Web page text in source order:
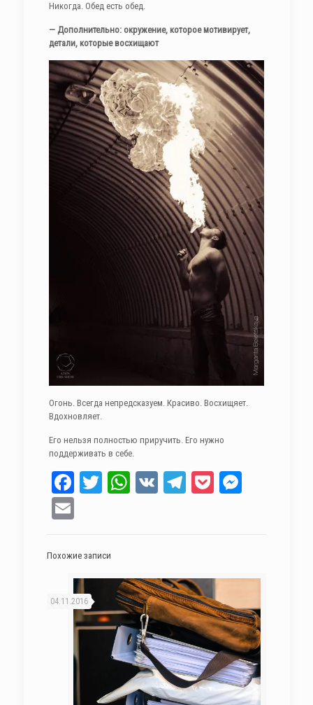
Никогда. Обед есть обед.
—Дополнительно: окружение, которое мотивирует,
детали, которые восхищают
Огонь. Всегда непредсказуем. Красиво. Восхищяет.
Вдохновляет.
Его нельзя полностью приручить. Его нужно
поддерживать в себе.
Facebook
TwitterWhatsApp
VK Telegram
Pocket
Похожие записи
04.11.2016